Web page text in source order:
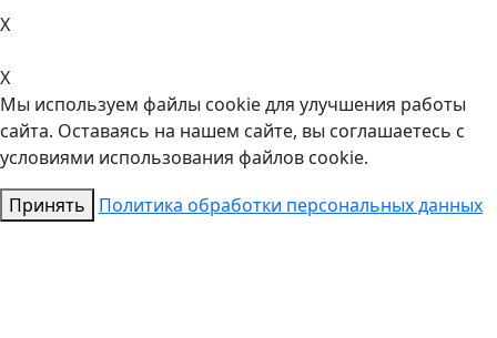
X
X
Мы используем файлы cookie для улучшения работы
сайта. Оставаясь на нашем сайте, вы соглашаетесь с
условиями использования файлов cookie.
Принять
Политика обработки персональных данных